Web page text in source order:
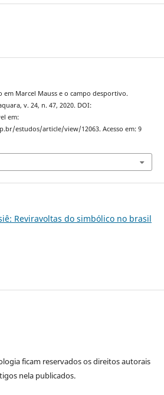
em Marcel Mauss e o campo desportivo.
v. 24, n. 47, 2020. DOI:
em:
estudos/article/view/12063. Acesso em: 9
Reviravoltas do simbólico no brasil
ficam reservados os direitos autorais
nela publicados.